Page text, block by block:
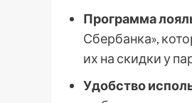
Программа
Сбербанка»,
их на скидки у
Удобство